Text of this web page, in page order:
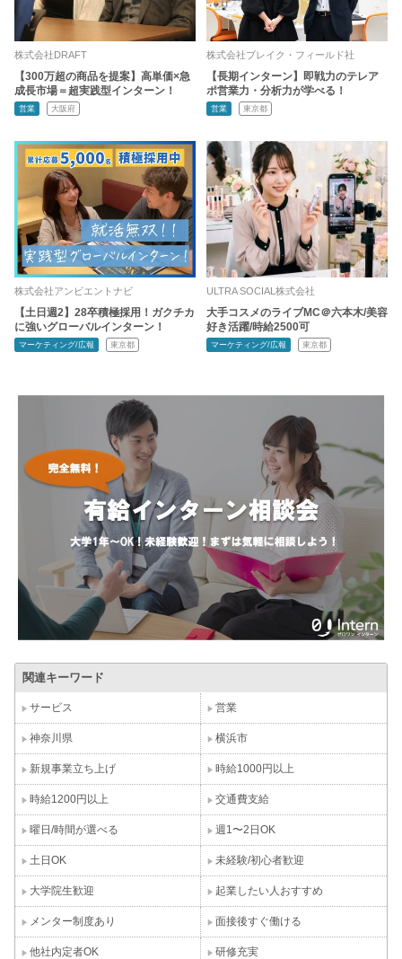
株式会社DRAFT
【300万超の商品を提案】高単価×急
成長市場＝超実践型インターン！
営業 大阪府
株式会社ブレイク・フィールド社
【長期インターン】即戦力のテレア
ポ営業力・分析力が学べる！
営業 東京都
株式会社アンビエントナビ
【土日週2】28卒積極採用！ガクチカ
に強いグローバルインターン！
マーケティング/広報 東京都
ULTRA SOCIAL株式会社
大手コスメのライブMC＠六本木/美容
好き活躍/時給2500可
マーケティング/広報 東京都
関連キーワード
サービス 営業
神奈川県 横浜市
新規事業立ち上げ 時給1000円以上
時給1200円以上 交通費支給
曜日/時間が選べる 週1〜2日OK
土日OK 未経験/初心者歓迎
大学院生歓迎 起業したい人おすすめ
メンター制度あり 面接後すぐ働ける
他社内定者OK 研修充実